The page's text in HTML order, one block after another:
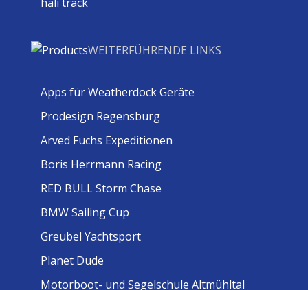
WEITERFÜHRENDE LINKS
Apps für Weatherdock Geräte
Prodesign Regensburg
Arved Fuchs Expeditionen
Boris Herrmann Racing
RED BULL Storm Chase
BMW Sailing Cup
Greubel Yachtsport
Planet Dude
Motorboot- und Segelschule Altmühltal